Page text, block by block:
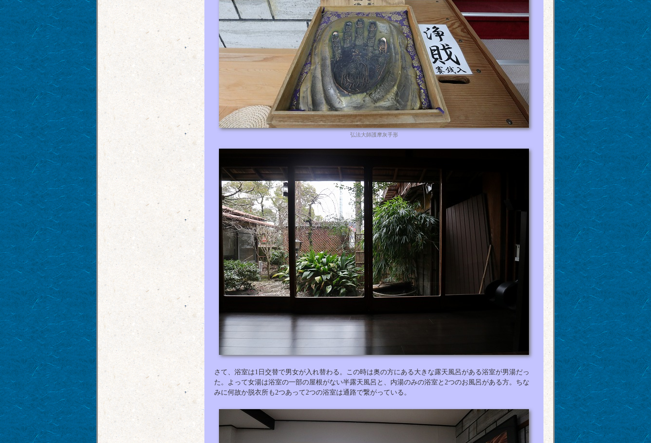
弘法大師護摩灰手形
さて、浴室は1日交替で男女が入れ替わる。この時は奥の方にある大きな露天風呂がある浴室が男湯だっ
た。よって女湯は浴室の一部の屋根がない半露天風呂と、内湯のみの浴室と2つのお風呂がある方。ちな
みに何故か脱衣所も2つあって2つの浴室は通路で繋がっている。